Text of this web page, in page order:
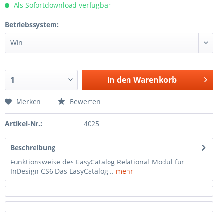
Als Sofortdownload verfügbar
Betriebssystem:
In den Warenkorb
Merken Bewerten
Artikel-Nr.: 4025
Beschreibung
Funktionsweise des EasyCatalog Relational-Modul für
InDesign CS6 Das EasyCatalog... mehr